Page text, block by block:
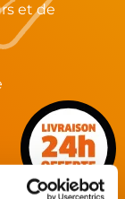
et de